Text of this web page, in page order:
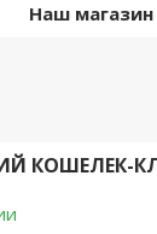
Наш магазин
КОШЕЛЕК-